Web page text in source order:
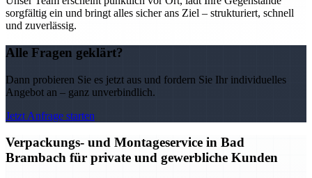
sorgfältig ein und bringt alles sicher ans Ziel – strukturiert, schnell
und zuverlässig.
Alle Fragen geklärt?
Dann probieren Sie es jetzt aus und fordern Sie Ihr individuelles
Angebot an – ganz unverbindlich.
Jetzt Anfrage starten
Verpackungs- und Montageservice in Bad
Brambach für private und gewerbliche Kunden